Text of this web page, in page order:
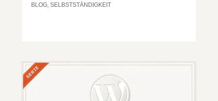
BLOG, SELBSTSTÄNDIGKEIT